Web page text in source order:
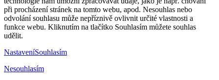
při procházení stránek na tomto webu, apod. Nesouhlas nebo
odvolání souhlasu může nepříznivě ovlivnit určité vlastnosti a
funkce webu. Kliknutím na tlačítko Souhlasím můžete souhlas
udělit.
NastaveníSouhlasím
Nesouhlasím